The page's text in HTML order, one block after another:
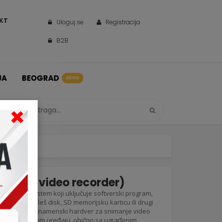
Uloguj se Registracija
B2B
BEOGRAD UŽIVO
video recorder)
sistem koji uključuje softverski program,
USB fleš disk, SD memorijsku karticu ili drugi
ne sadrži namenski hardver za snimanje video
namenskom uređaju, obično sa ugrađenim
×